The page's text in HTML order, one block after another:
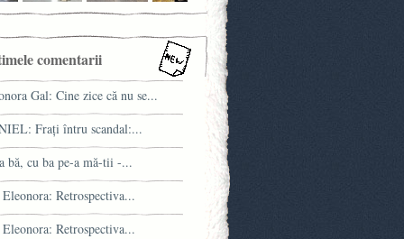
comentarii
Gal: Cine zice că nu se...
Fraţi întru scandal:...
bă, cu ba pe-a mă-tii -...
Retrospectiva...
Retrospectiva...